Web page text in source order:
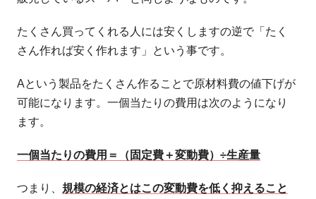
たくさん買ってくれる人には安くしますの逆で「たく
さん作れば安く作れます」という事です。
Aという製品をたくさん作ることで原材料費の値下げが
可能になります。一個当たりの費用は次のようになり
ます。
一個当たりの費用＝（固定費＋変動費）÷生産量
つまり、規模の経済とはこの変動費を低く抑えること